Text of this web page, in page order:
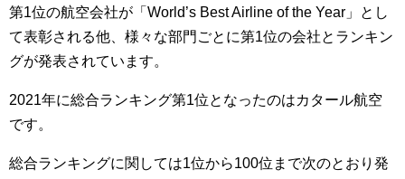
第1位の航空会社が「World’s Best Airline of the Year」とし
て表彰される他、様々な部門ごとに第1位の会社とランキン
グが発表されています。
2021年に総合ランキング第1位となったのはカタール航空
です。
総合ランキングに関しては1位から100位まで次のとおり発